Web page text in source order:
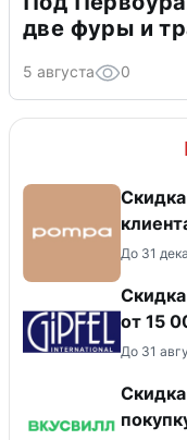
две фуры и
5 августа 0
До 31
Скидка до
от 15
До 31